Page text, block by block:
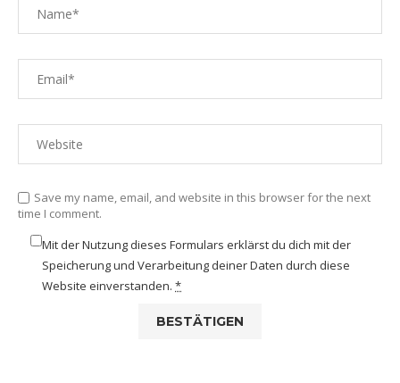
Save my name, email, and website in this browser for the next
time I comment.
Mit der Nutzung dieses Formulars erklärst du dich mit der
Speicherung und Verarbeitung deiner Daten durch diese
Website einverstanden. *